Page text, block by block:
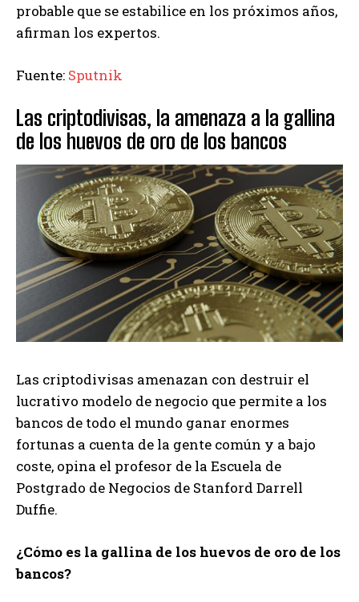
probable que se estabilice en los próximos años,
afirman los expertos.
Fuente: Sputnik
Las criptodivisas, la amenaza a la gallina
de los huevos de oro de los bancos
Las criptodivisas amenazan con destruir el
lucrativo modelo de negocio que permite a los
bancos de todo el mundo ganar enormes
fortunas a cuenta de la gente común y a bajo
coste, opina el profesor de la Escuela de
Postgrado de Negocios de Stanford Darrell
Duffie.
¿Cómo es la gallina de los huevos de oro de los
bancos?